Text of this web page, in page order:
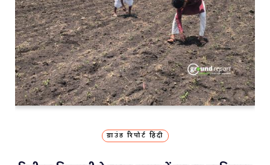
ग्राउंड रिपोर्ट हिंदी